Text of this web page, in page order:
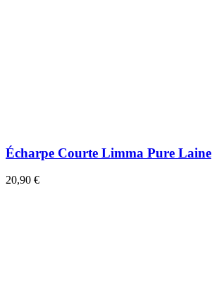
Écharpe Courte Limma Pure Laine
20,90 €